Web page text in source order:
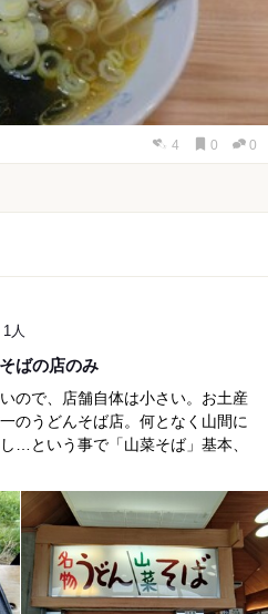
4 0 0
人
ばの店のみ
ので、店舗自体は小さい。お土産
のうどんそば店。何となく山間に
…という事で「山菜そば」基本、